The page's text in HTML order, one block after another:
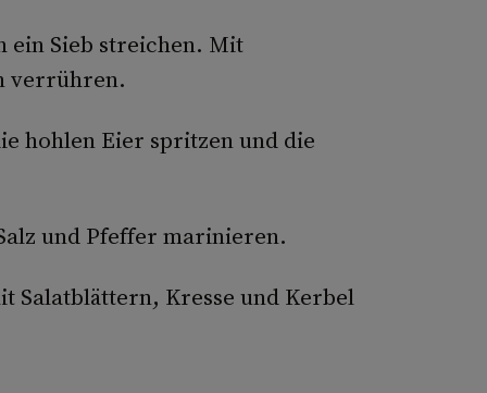
Sieb streichen. Mit
verrühren.
hohlen Eier spritzen und die
und Pfeffer marinieren.
Salatblättern, Kresse und Kerbel